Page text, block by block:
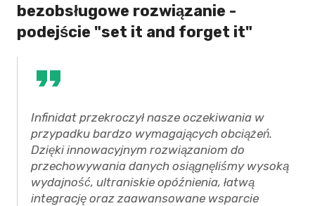
bezobsługowe rozwiązanie -
podejście "set it and forget it"
Infinidat przekroczył nasze oczekiwania w
przypadku bardzo wymagających obciążeń.
Dzięki innowacyjnym rozwiązaniom do
przechowywania danych osiągnęliśmy wysoką
wydajność, ultraniskie opóźnienia, łatwą
integrację oraz zaawansowane wsparcie